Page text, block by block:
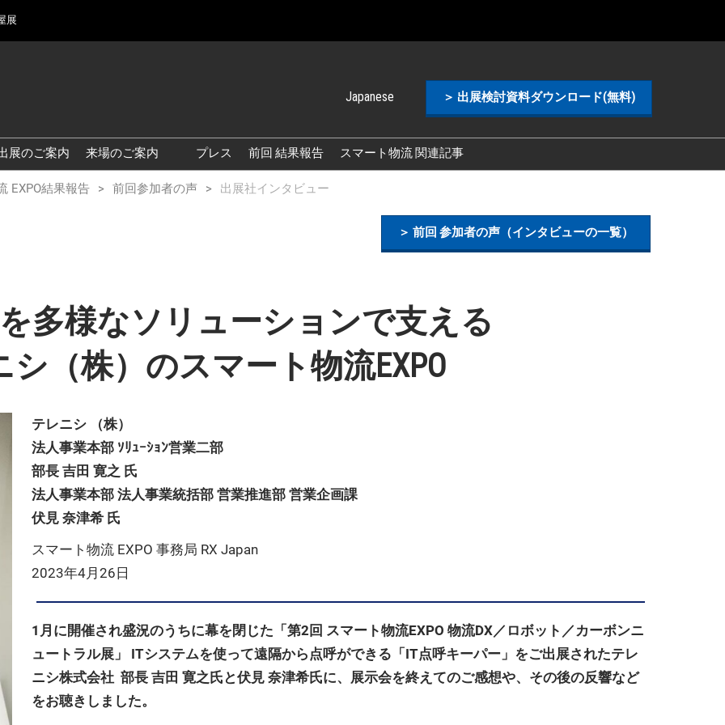
展
Japanese
English
Simplified Chinese
Korean (Naver Blog)
＞ 出展検討資料ダウンロード(無料)
展のご案内 来場のご案内
来場のご案内
シー
プレス 前回 結果報告 スマート物流 関連記事
EXPO結果報告 前回参加者の声 出展社インタビュー
＞ 前回 参加者の声（インタビューの一覧）
多様なソリューションで支える
シ（株）のスマート物流EXPO
テレニシ （株）
法人事業本部 ｿﾘｭｰｼｮﾝ営業二部
部長 吉田 寛之 氏
法人事業本部 法人事業統括部 営業推進部 営業企画課
伏見 奈津希 氏
スマート物流 EXPO 事務局 RX Japan
2023年4月26日
1月に開催され盛況のうちに幕を閉じた「第2回 スマート物流EXPO 物流DX／ロボット／カーボンニ
ュートラル展」 ITシステムを使って遠隔から点呼ができる「IT点呼キーパー」をご出展されたテレ
ニシ株式会社 部長 吉田 寛之氏と伏見 奈津希氏に、展示会を終えてのご感想や、その後の反響など
をお聴きしました。